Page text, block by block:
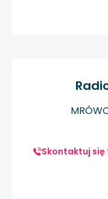
Skontaktuj